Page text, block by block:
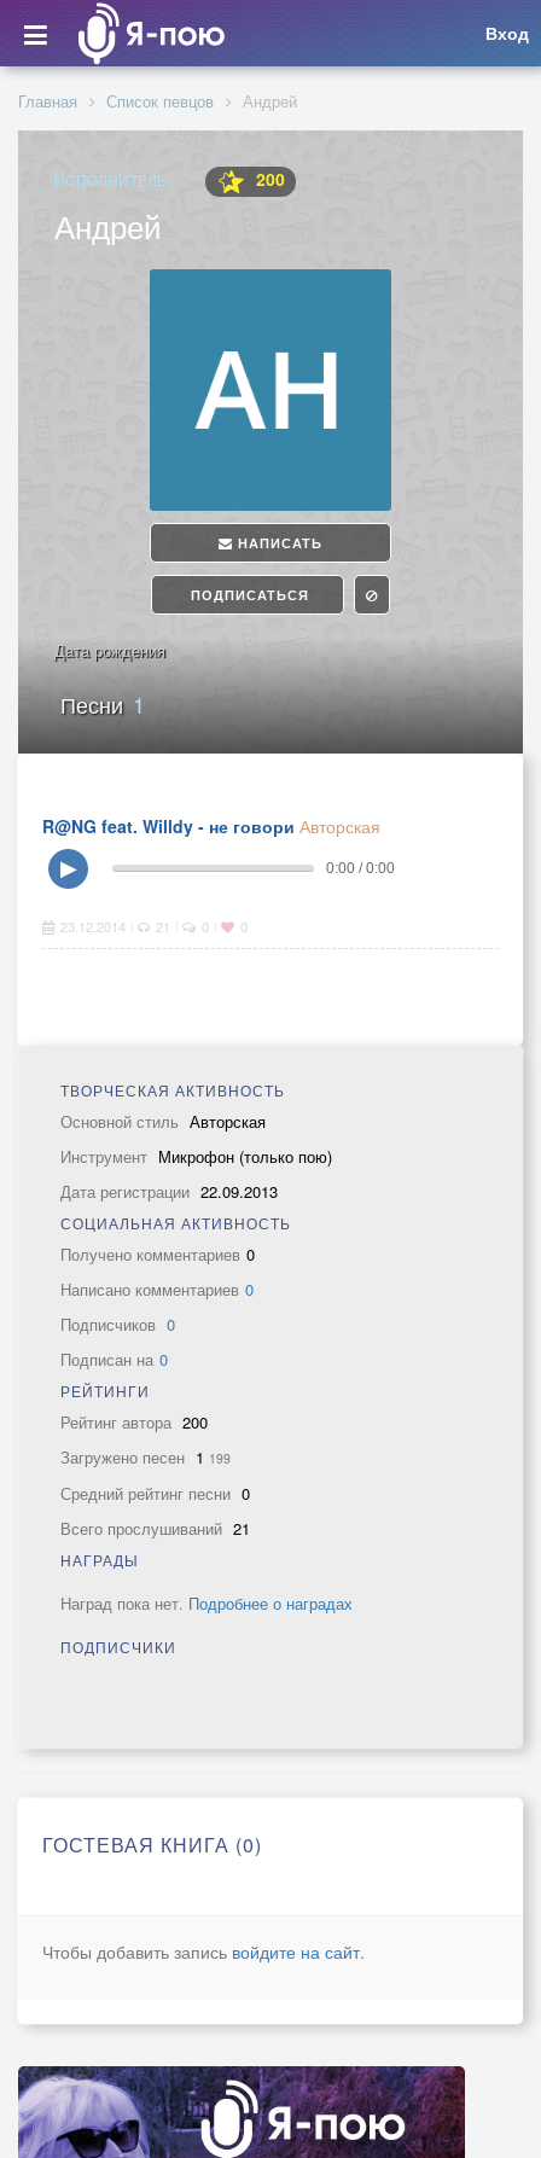
Вход
Главная Список певцов Андрей
ИСПОЛНИТЕЛЬ 200
Андрей
НАПИСАТЬ
ПОДПИСАТЬСЯ
Дата рождения
Песни 1
R@NG feat. Willdy - не говори Авторская
▶
0:00 / 0:00
23.12.2014 21 0 0
ТВОРЧЕСКАЯ АКТИВНОСТЬ
Основной стиль Авторская
Инструмент Микрофон (только пою)
Дата регистрации 22.09.2013
СОЦИАЛЬНАЯ АКТИВНОСТЬ
Получено комментариев 0
Написано комментариев 0
Подписчиков 0
Подписан на 0
РЕЙТИНГИ
Рейтинг автора 200
Загружено песен 1 199
Средний рейтинг песни 0
Всего прослушиваний 21
НАГРАДЫ
Наград пока нет. Подробнее о наградах
ПОДПИСЧИКИ
ГОСТЕВАЯ КНИГА (0)
Чтобы добавить запись войдите на сайт.